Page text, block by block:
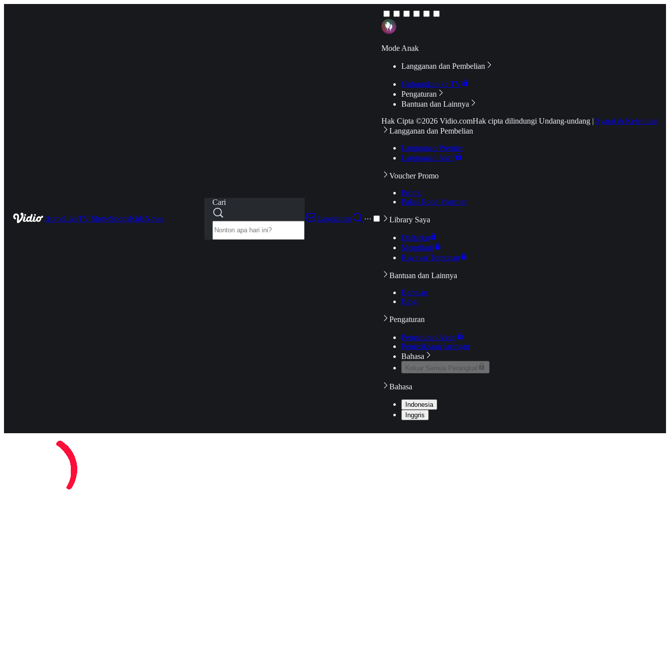
HomeLiveTV ShowSportsKidsNews
Cari
Langganan
···
Mode Anak
Langganan dan Pembelian
Hubungkan ke TV
Pengaturan
Bantuan dan Lainnya
Hak Cipta ©2026 Vidio.comHak cipta dilindungi Undang-undang | Syarat & Ketentuan
Langganan dan Pembelian
Langganan Premier
Langganan Aktif
Voucher Promo
Promo
Pakai Kode Voucher
Library Saya
Daftarku
Mengikuti
Riwayat Tontonan
Bantuan dan Lainnya
Bantuan
Blog
Pengaturan
Pengaturan Akun
Pemeriksaan Jaringan
Bahasa
Keluar Semua Perangkat
Bahasa
Indonesia
Inggris